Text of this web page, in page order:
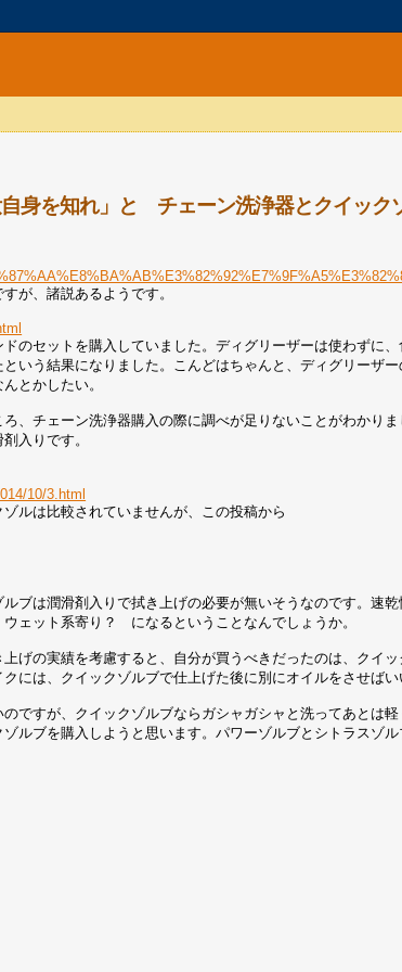
身を知れ」と チェーン洗浄器とクイック
が、諸説あるようです。
のセットを購入していました。ディグリーザーは使わずに
いう結果になりました。こんどはちゃんと、ディグリーザ
とかしたい。
、チェーン洗浄器購入の際に調べが足りないことがわかり
入りです。
10/3.html
ルは比較されていませんが、この投稿から
ブは潤滑剤入りで拭き上げの必要が無いそうなのです。速
ェット系寄り？ になるということなんでしょうか。
げの実績を考慮すると、自分が買うべきだったのは、クイ
には、クイックゾルブで仕上げた後に別にオイルをさせばい
ですが、クイックゾルブならガシャガシャと洗ってあとは
ルブを購入しようと思います。パワーゾルブとシトラスゾ